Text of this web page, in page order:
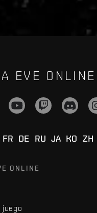
EVE ONLINE
FR DE RU JA KO ZH
ONLINE
juego